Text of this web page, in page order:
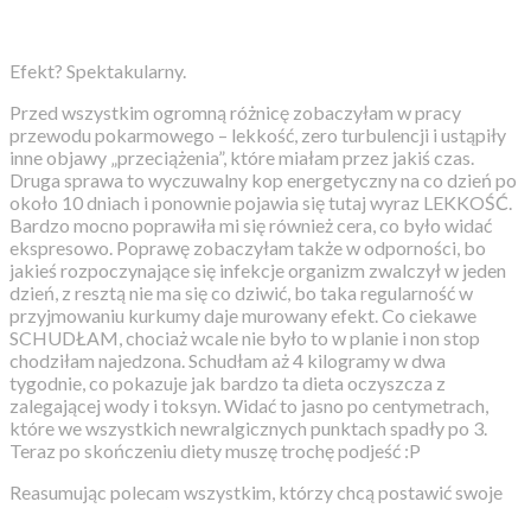
Efekt? Spektakularny.
Przed wszystkim ogromną różnicę zobaczyłam w pracy
przewodu pokarmowego – lekkość, zero turbulencji i ustąpiły
inne objawy „przeciążenia”, które miałam przez jakiś czas.
Druga sprawa to wyczuwalny kop energetyczny na co dzień po
około 10 dniach i ponownie pojawia się tutaj wyraz LEKKOŚĆ.
Bardzo mocno poprawiła mi się również cera, co było widać
ekspresowo. Poprawę zobaczyłam także w odporności, bo
jakieś rozpoczynające się infekcje organizm zwalczył w jeden
dzień, z resztą nie ma się co dziwić, bo taka regularność w
przyjmowaniu kurkumy daje murowany efekt. Co ciekawe
SCHUDŁAM, chociaż wcale nie było to w planie i non stop
chodziłam najedzona. Schudłam aż 4 kilogramy w dwa
tygodnie, co pokazuje jak bardzo ta dieta oczyszcza z
zalegającej wody i toksyn. Widać to jasno po centymetrach,
które we wszystkich newralgicznych punktach spadły po 3.
Teraz po skończeniu diety muszę trochę podjeść :P
Reasumując polecam wszystkim, którzy chcą postawić swoje